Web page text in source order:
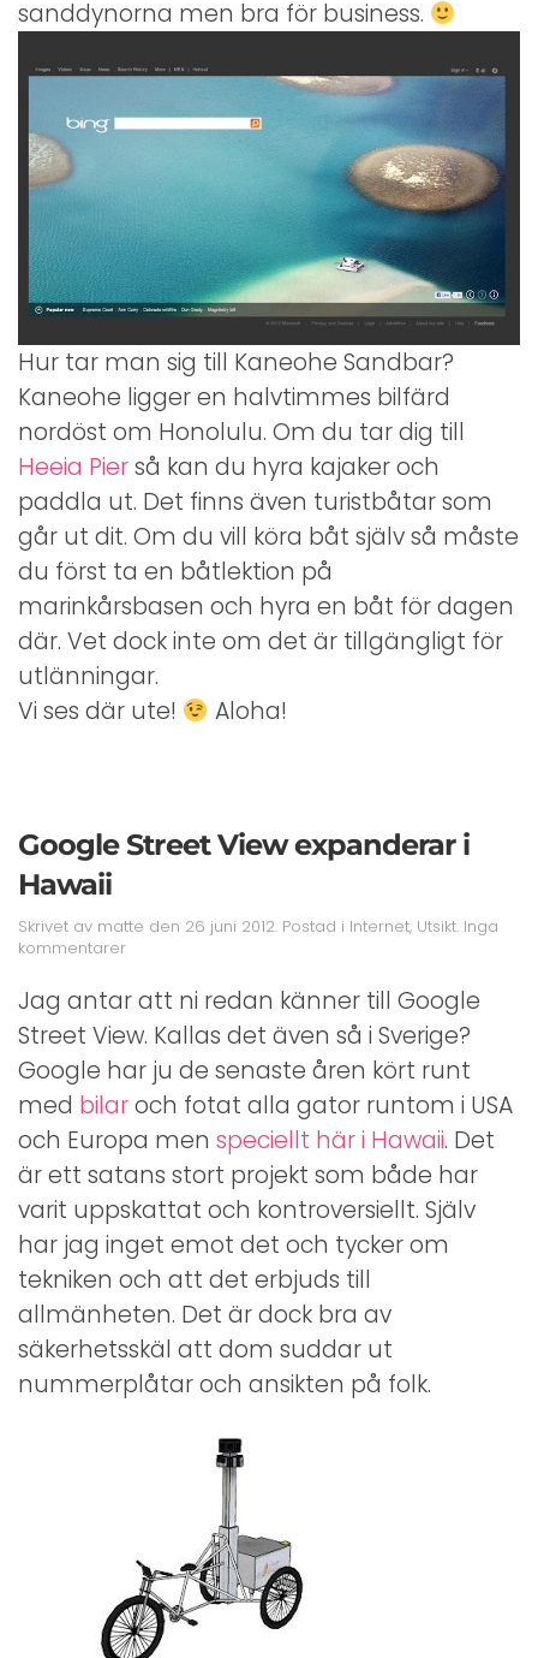
sanddynorna men bra för business.
Hur tar man sig till Kaneohe Sandbar?
Kaneohe ligger en halvtimmes bilfärd
nordöst om Honolulu. Om du tar dig till
Heeia Pierså kan du hyra kajaker och
paddla ut. Det finns även turistbåtar som
går ut dit. Om du vill köra båt själv så måste
du först ta en båtlektion på
marinkårsbasen och hyra en båt för dagen
där. Vet dock inte om det är tillgängligt för
utlänningar.
Vi ses där ute!
Aloha!
Google Street View expanderar i
Hawaii
Skrivet av matte den 26 juni 2012. Postad i Internet, Utsikt. Inga
kommentarertill
Street
View
expanderar
Hawaii
Jag antar att ni redan känner till Google
Street View. Kallas det även så i Sverige?
Google har ju de senaste åren kört runt
med bilaroch fotat alla gator runtom i USA
och Europa men speciellt här i Hawaii. Det
är ett satans stort projekt som både har
varit uppskattat och kontroversiellt. Själv
har jag inget emot det och tycker om
tekniken och att det erbjuds till
allmänheten. Det är dock bra av
säkerhetsskäl att dom suddar ut
nummerplåtar och ansikten på folk.